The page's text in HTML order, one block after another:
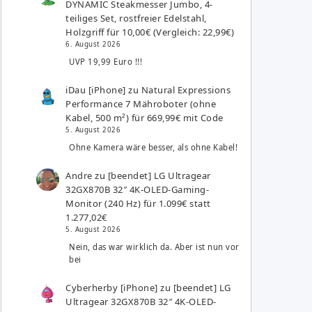
DYNAMIC Steakmesser Jumbo, 4-
teiliges Set, rostfreier Edelstahl,
Holzgriff für 10,00€ (Vergleich: 22,99€)
6. August 2026
UVP 19,99 Euro !!!
iDau [iPhone] zu Natural Expressions
Performance 7 Mähroboter (ohne
Kabel, 500 m²) für 669,99€ mit Code
5. August 2026
Ohne Kamera wäre besser, als ohne Kabel!
Andre zu [beendet] LG Ultragear
32GX870B 32″ 4K-OLED-Gaming-
Monitor (240 Hz) für 1.099€ statt
1.277,02€
5. August 2026
Nein, das war wirklich da. Aber ist nun vor
bei
Cyberherby [iPhone] zu [beendet] LG
Ultragear 32GX870B 32″ 4K-OLED-